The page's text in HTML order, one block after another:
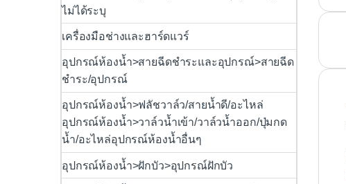
ไม่ได้ระบุ
เครื่องมือช่างและฮาร์ดแวร์
อุปกรณ์ห้องน้ำ>สายฉีดชำระและอุปกรณ์>สายฉีด
ชำระ/อุปกรณ์
อุปกรณ์ห้องน้ำ>ฟลัชวาล์ว/สายน้ำดี/อะไหล่
อุปกรณ์ห้องน้ำ>วาล์วน้ำเข้า/วาล์วน้ำออก/ปุ่มกด
น้ำ/อะไหล่อุปกรณ์ห้องน้ำอื่นๆ
อุปกรณ์ห้องน้ำ>ฝักบัว>อุปกรณ์ฝักบัว